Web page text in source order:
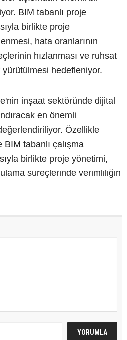
BIM tabanlı proje
birlikte proje
hata oranlarının
hızlanması ve ruhsat
hedefleniyor.
inşaat sektöründe dijital
en önemli
Özellikle
tabanlı çalışma
birlikte proje yönetimi,
süreçlerinde verimliliğin